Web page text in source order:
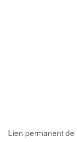
Lien permanent